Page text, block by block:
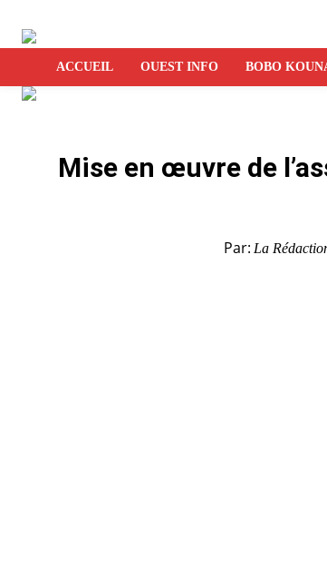
ACCUEIL OUEST INFO BOBO
Mise en œuvre de
Par: La